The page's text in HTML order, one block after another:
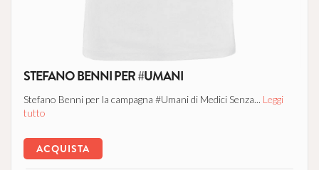
STEFANO BENNI PER #UMANI
Stefano Benni per la campagna #Umani di Medici Senza... Leggi
tutto
ACQUISTA